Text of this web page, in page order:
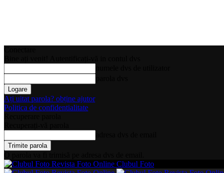
Ați uitat parola? obține ajutor
Politica de confidentialitate
Clubul Foto